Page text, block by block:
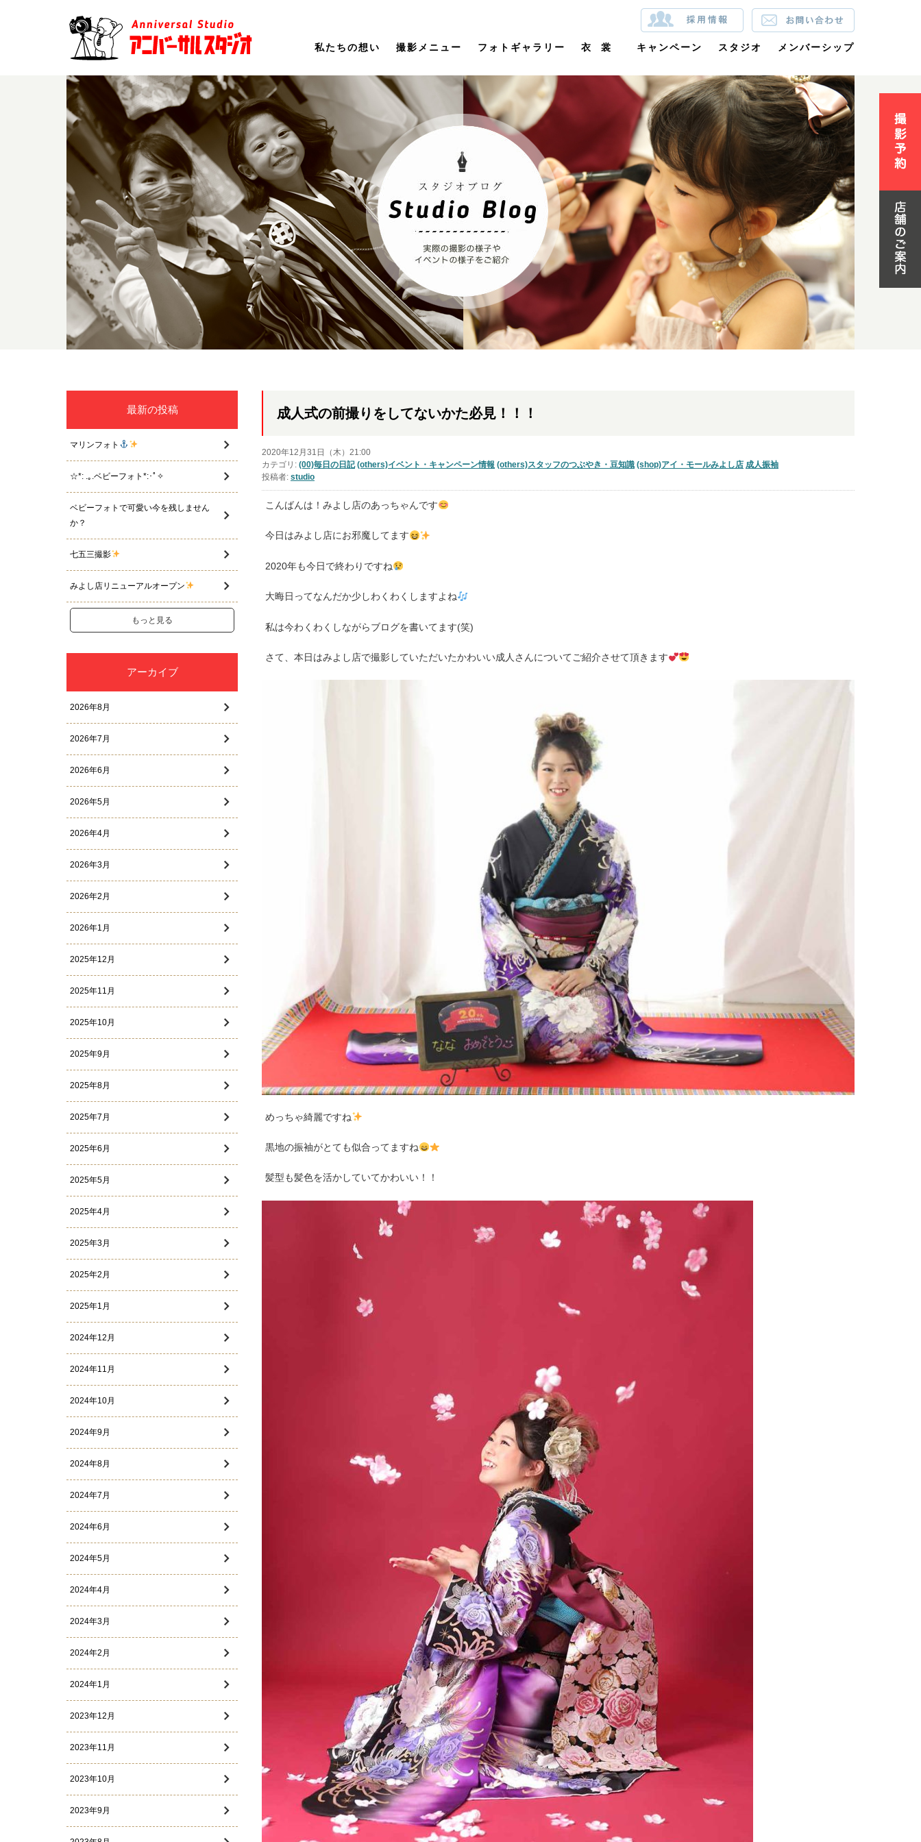
私たちの想い 撮影メニュー フォトギャラリー 衣裳 キャンペーン スタジオ メンバーシップ
成人式の前撮りをしてないかた必見！！！
2020年12月31日（木）21:00
カテゴリ: (00)毎日の日記 (others)イベント・キャンペーン情報 (others)スタッフのつぶやき・豆知識 (shop)アイ・モールみよし店 成人振袖
投稿者: studio
こんばんは！みよし店のあっちゃんです
今日はみよし店にお邪魔してます
2020年も今日で終わりですね
大晦日ってなんだか少しわくわくしますよね
私は今わくわくしながらブログを書いてます(笑)
さて、本日はみよし店で撮影していただいたかわいい成人さんについてご紹介させて頂きます
めっちゃ綺麗ですね
黒地の振袖がとても似合ってますね
髪型も髪色を活かしていてかわいい！！
最新の投稿
マリンフォト
☆*: .｡.ベビーフォト*:･ﾟ✧
ベビーフォトで可愛い今を残しません
か？
七五三撮影
みよし店リニューアルオープン
もっと見る
アーカイブ
2026年8月
2026年7月
2026年6月
2026年5月
2026年4月
2026年3月
2026年2月
2026年1月
2025年12月
2025年11月
2025年10月
2025年9月
2025年8月
2025年7月
2025年6月
2025年5月
2025年4月
2025年3月
2025年2月
2025年1月
2024年12月
2024年11月
2024年10月
2024年9月
2024年8月
2024年7月
2024年6月
2024年5月
2024年4月
2024年3月
2024年2月
2024年1月
2023年12月
2023年11月
2023年10月
2023年9月